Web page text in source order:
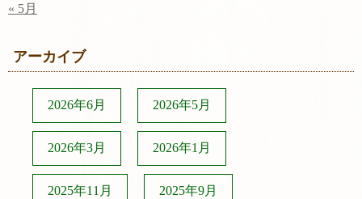
« 5月
アーカイブ
2026年6月 2026年5月
2026年3月 2026年1月
2025年11月 2025年9月